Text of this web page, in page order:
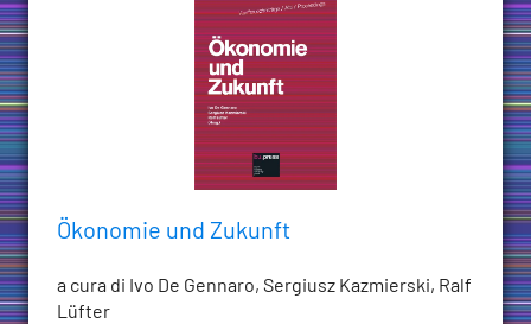
Ökonomie und Zukunft
a cura di Ivo De Gennaro, Sergiusz Kazmierski, Ralf
Lüfter